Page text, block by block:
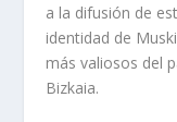
a la difusión de
identidad de
más valiosos del
Bizkaia.